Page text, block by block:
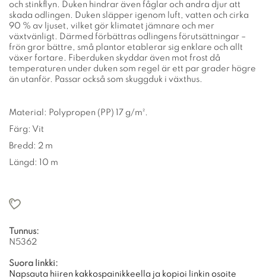
och stinkflyn. Duken hindrar även fåglar och andra djur att
skada odlingen. Duken släpper igenom luft, vatten och cirka
90 % av ljuset, vilket gör klimatet jämnare och mer
växtvänligt. Därmed förbättras odlingens förutsättningar –
frön gror bättre, små plantor etablerar sig enklare och allt
växer fortare. Fiberduken skyddar även mot frost då
temperaturen under duken som regel är ett par grader högre
än utanför. Passar också som skuggduk i växthus.
Material: Polypropen (PP) 17 g/m².
Färg: Vit
Bredd: 2 m
Längd: 10 m
Tunnus:
N5362
Suora linkki:
Napsauta hiiren kakkospainikkeella ja kopioi linkin osoite